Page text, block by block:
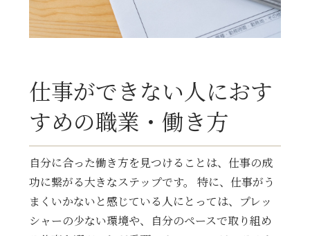
仕事ができない人におす
すめの職業・働き方
自分に合った働き方を見つけることは、仕事の成
功に繋がる大きなステップです。 特に、仕事がう
まくいかないと感じている人にとっては、プレッ
シャーの少ない環境や、自分のペースで取り組め